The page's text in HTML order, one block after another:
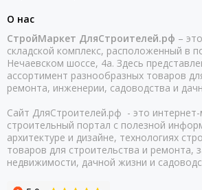
О нас
СтройМаркет ДляСтроителей.рф –
складской комплекс, расположенный в
Нечаевском шоссе, 4а. Здесь
ассортимент разнообразных товаров
ремонта, инженерии, садоводства и
Сайт ДляСтроителей.рф - это интернет-
строительный портал с полезной
архитектуре и дизайне, технологиях
товаров для строительства и ремонта,
недвижимости, дачной жизни и